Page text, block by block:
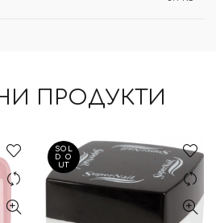
ПРОДУКТИ
SOL
D O
UT